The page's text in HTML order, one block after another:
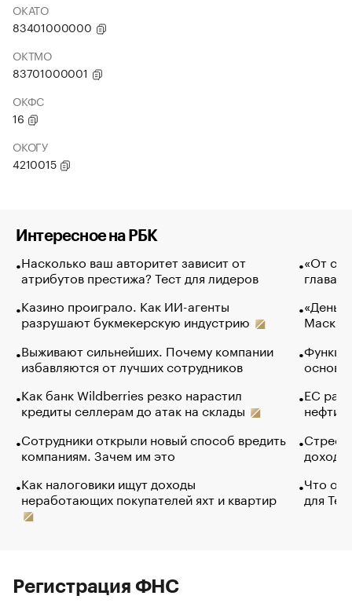
ОКАТО
83401000000
ОКТМО
83701000001
ОКФС
16
ОКОГУ
4210015
Интересное на РБК
Насколько ваш авторитет зависит от
атрибутов престижа? Тест для лидеров
Казино проиграло. Как ИИ-агенты
разрушают букмекерскую индустрию
Выживают сильнейших. Почему компании
избавляются от лучших сотрудников
Как банк Wildberries резко нарастил
кредиты селлерам до атак на склады
Сотрудники открыли новый способ вредить
компаниям. Зачем им это
Как налоговики ищут доходы
неработающих покупателей яхт и квартир
«От
глава
Маск в
основ
ЕС
нефти
Что
для
Регистрация ФНС